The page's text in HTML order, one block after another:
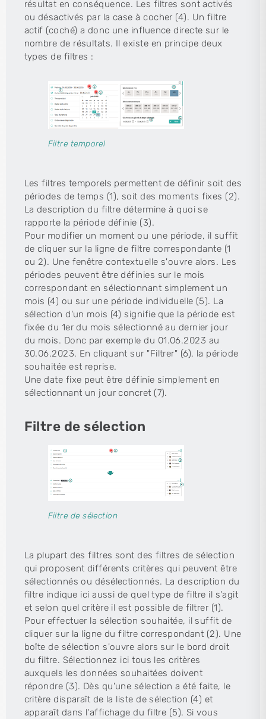
résultat en conséquence. Les filtres sont activés
ou désactivés par la case à cocher (4). Un filtre
actif (coché) a donc une influence directe sur le
nombre de résultats. Il existe en principe deux
types de filtres :
Filtre temporel
Les filtres temporels permettent de définir soit des
périodes de temps (1), soit des moments fixes (2).
La description du filtre détermine à quoi se
rapporte la période définie (3).
Pour modifier un moment ou une période, il suffit
de cliquer sur la ligne de filtre correspondante (1
ou 2). Une fenêtre contextuelle s'ouvre alors. Les
périodes peuvent être définies sur le mois
correspondant en sélectionnant simplement un
mois (4) ou sur une période individuelle (5). La
sélection d'un mois (4) signifie que la période est
fixée du 1er du mois sélectionné au dernier jour
du mois. Donc par exemple du 01.06.2023 au
30.06.2023. En cliquant sur "Filtrer" (6), la période
souhaitée est reprise.
Une date fixe peut être définie simplement en
sélectionnant un jour concret (7).
Filtre de sélection
Filtre de sélection
La plupart des filtres sont des filtres de sélection
qui proposent différents critères qui peuvent être
sélectionnés ou désélectionnés. La description du
filtre indique ici aussi de quel type de filtre il s'agit
et selon quel critère il est possible de filtrer (1).
Pour effectuer la sélection souhaitée, il suffit de
cliquer sur la ligne du filtre correspondant (2). Une
boîte de sélection s'ouvre alors sur le bord droit
du filtre. Sélectionnez ici tous les critères
auxquels les données souhaitées doivent
répondre (3). Dès qu'une sélection a été faite, le
critère disparaît de la liste de sélection (4) et
apparaît dans l'affichage du filtre (5). Si vous